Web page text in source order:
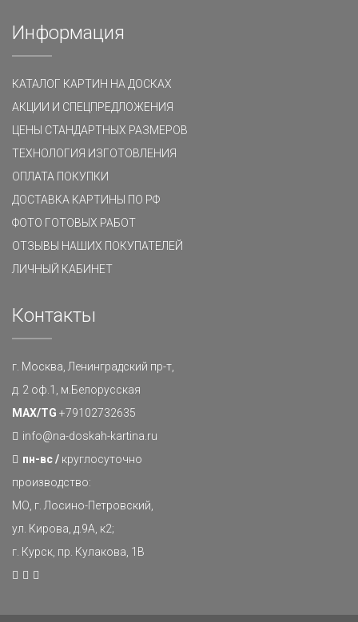
Информация
КАТАЛОГ КАРТИН НА ДОСКАХ
АКЦИИ И СПЕЦПРЕДЛОЖЕНИЯ
ЦЕНЫ СТАНДАРТНЫХ РАЗМЕРОВ
ТЕХНОЛОГИЯ ИЗГОТОВЛЕНИЯ
ОПЛАТА ПОКУПКИ
ДОСТАВКА КАРТИНЫ ПО РФ
ФОТО ГОТОВЫХ РАБОТ
ОТЗЫВЫ НАШИХ ПОКУПАТЕЛЕЙ
ЛИЧНЫЙ КАБИНЕТ
Контакты
г. Москва, Ленинградский пр-т,
д. 2 оф.1, м.Белорусская
MAX/TG +79102732635
info@na-doskah-kartina.ru
пн-вс / круглосуточно
производство:
МО, г. Лосино-Петровский,
ул. Кирова, д.9А, к2;
г. Курск, пр. Кулакова, 1В